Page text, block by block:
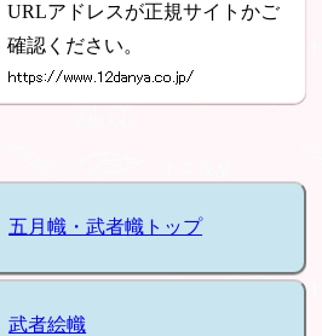
URLアドレスが正規サイトかご
確認ください。
五月幟・武者幟トップ
武者絵幟